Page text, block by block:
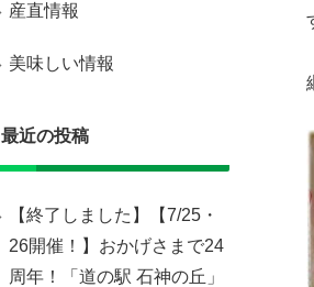
産直情報
美味しい情報
最近の投稿
【終了しました】【7/25・
26開催！】おかげさまで24
周年！「道の駅 石神の丘」